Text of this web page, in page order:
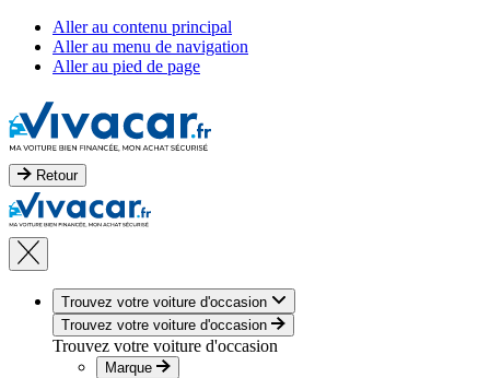
Aller au contenu principal
Aller au menu de navigation
Aller au pied de page
Retour
Trouvez votre voiture d'occasion
Trouvez votre voiture d'occasion
Trouvez votre voiture d'occasion
Marque